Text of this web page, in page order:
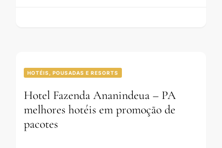
HOTÉIS, POUSADAS E RESORTS
Hotel Fazenda Ananindeua – PA
melhores hotéis em promoção de
pacotes